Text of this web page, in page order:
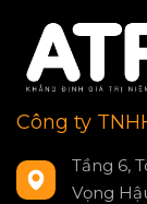
Công ty
Tầng 6,
Vọng